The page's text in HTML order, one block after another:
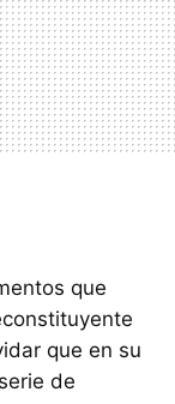
que
que en su
de